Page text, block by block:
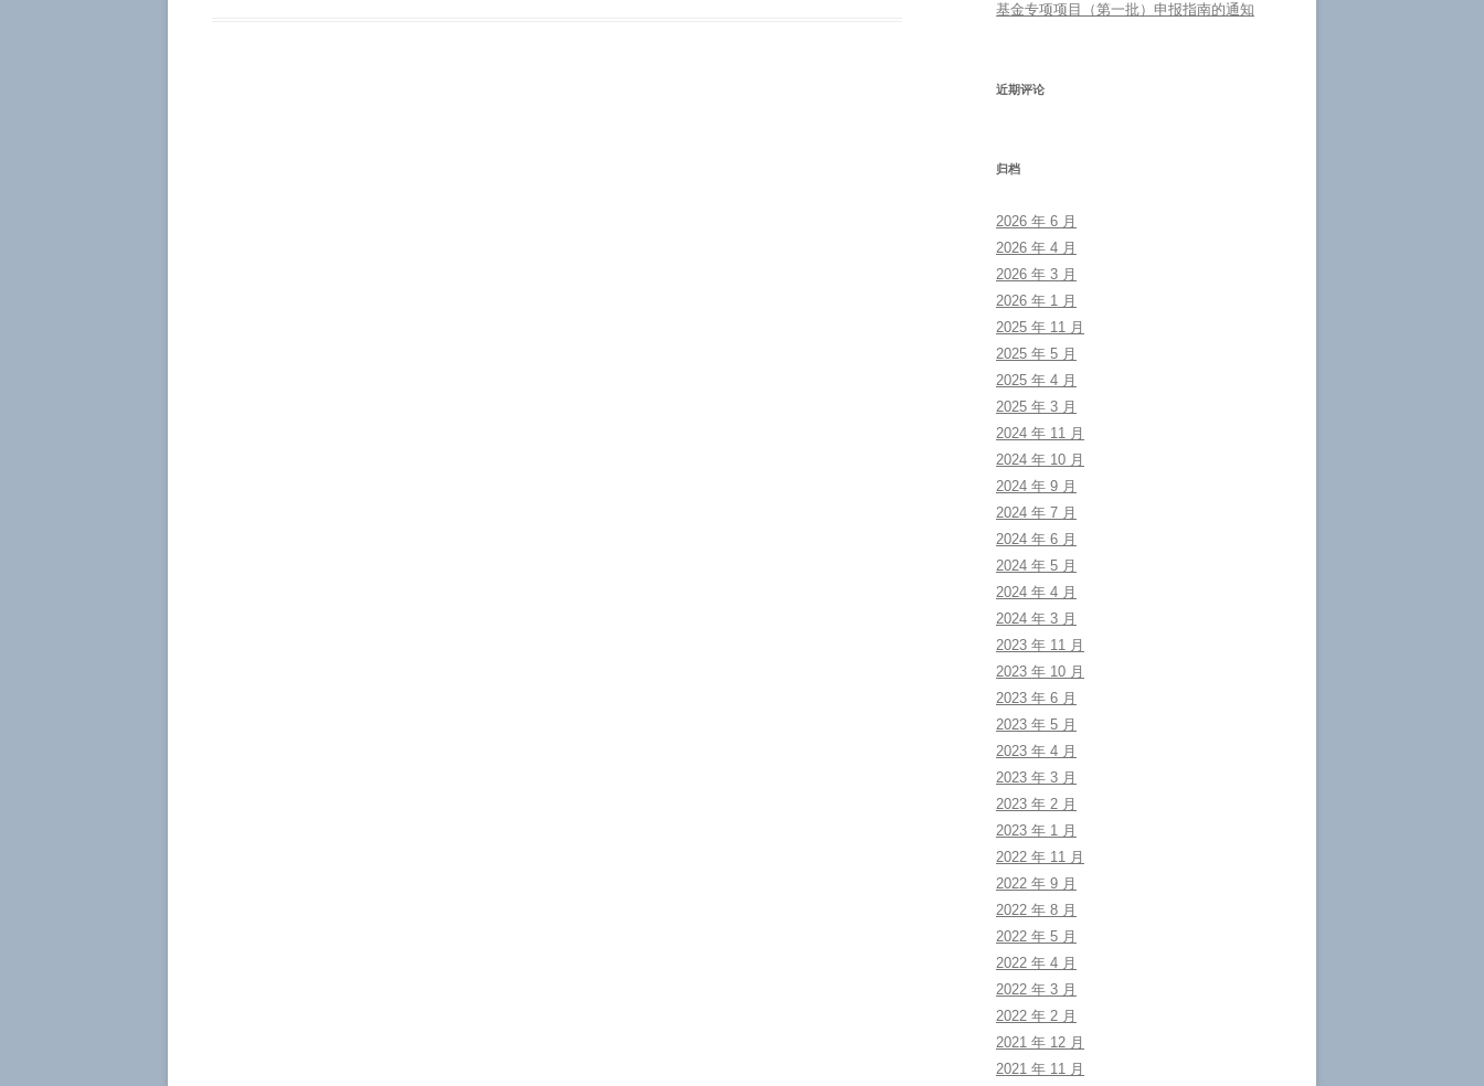
基金专项项目（第一批）申报指南的通知
近期评论
归档
2026 年 6 月
2026 年 4 月
2026 年 3 月
2026 年 1 月
2025 年 11 月
2025 年 5 月
2025 年 4 月
2025 年 3 月
2024 年 11 月
2024 年 10 月
2024 年 9 月
2024 年 7 月
2024 年 6 月
2024 年 5 月
2024 年 4 月
2024 年 3 月
2023 年 11 月
2023 年 10 月
2023 年 6 月
2023 年 5 月
2023 年 4 月
2023 年 3 月
2023 年 2 月
2023 年 1 月
2022 年 11 月
2022 年 9 月
2022 年 8 月
2022 年 5 月
2022 年 4 月
2022 年 3 月
2022 年 2 月
2021 年 12 月
2021 年 11 月